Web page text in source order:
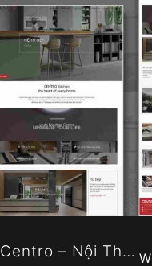
Centro – Nội Thất